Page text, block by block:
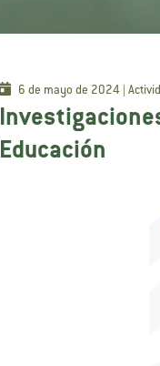
6 de mayo de 2024 |
Educación